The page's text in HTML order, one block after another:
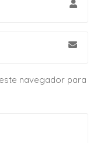
navegador para